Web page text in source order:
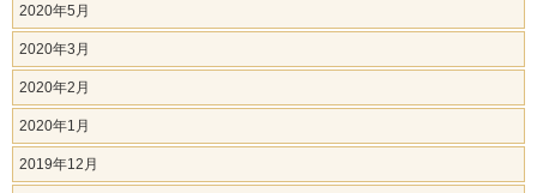
2020年5月
2020年3月
2020年2月
2020年1月
2019年12月